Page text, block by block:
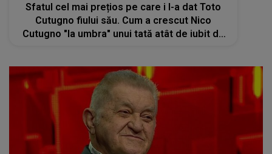
Sfatul cel mai prețios pe care i l-a dat Toto
Cutugno fiului său. Cum a crescut Nico
Cutugno "la umbra" unui tată atât de iubit de